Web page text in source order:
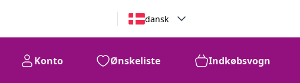
dansk
Konto Ønskeliste Indkøbsvogn